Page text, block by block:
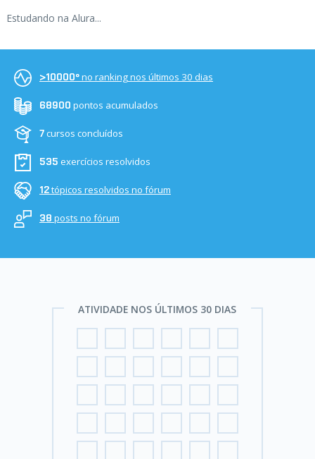
Estudando na Alura...
>10000ºno ranking nos últimos 30 dias
68900 pontos acumulados
7cursos concluídos
535 exercícios resolvidos
12tópicos resolvidos no fórum
38 posts no fórum
ATIVIDADE NOS ÚLTIMOS 30 DIAS